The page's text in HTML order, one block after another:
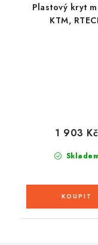
Plastový kryt
KTM,
1 903 Kč